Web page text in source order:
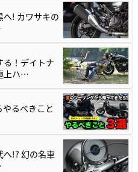
へ! カワサキの
る！デイトナ
上ハ…
るべきこと
へ!? 幻の名車